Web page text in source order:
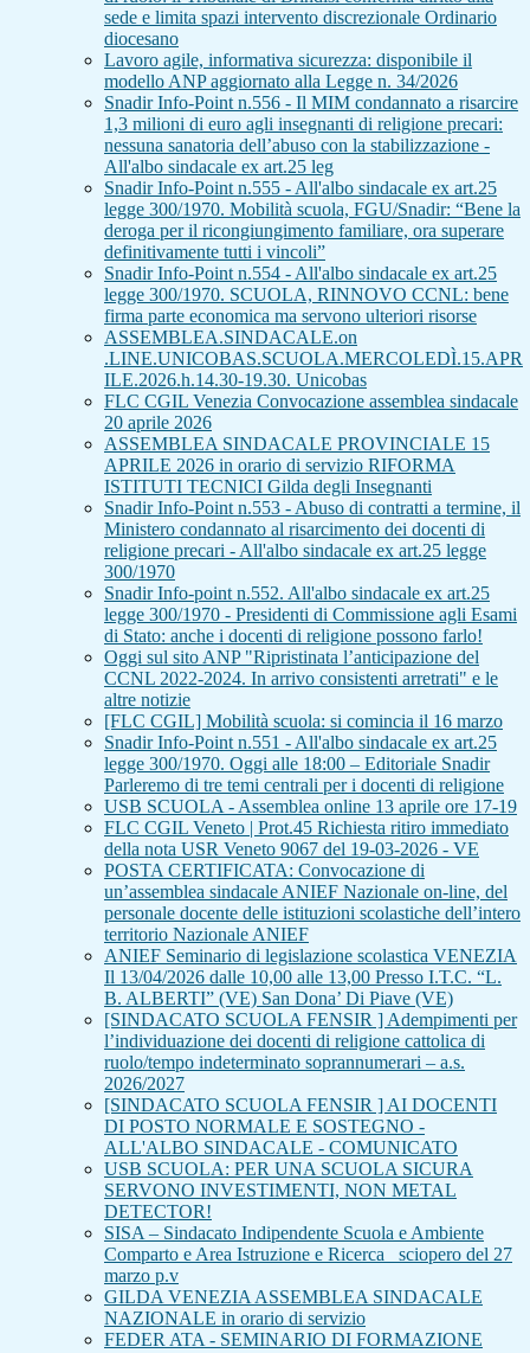
sede e limita spazi intervento discrezionale Ordinario
diocesano
Lavoro agile, informativa sicurezza: disponibile il
modello ANP aggiornato alla Legge n. 34/2026
Snadir Info-Point n.556 - Il MIM condannato a risarcire
1,3 milioni di euro agli insegnanti di religione precari:
nessuna sanatoria dell’abuso con la stabilizzazione -
All'albo sindacale ex art.25 leg
Snadir Info-Point n.555 - All'albo sindacale ex art.25
legge 300/1970. Mobilità scuola, FGU/Snadir: “Bene la
deroga per il ricongiungimento familiare, ora superare
definitivamente tutti i vincoli”
Snadir Info-Point n.554 - All'albo sindacale ex art.25
legge 300/1970. SCUOLA, RINNOVO CCNL: bene
firma parte economica ma servono ulteriori risorse
ASSEMBLEA.SINDACALE.on
.LINE.UNICOBAS.SCUOLA.MERCOLEDÌ.15.APR
ILE.2026.h.14.30-19.30. Unicobas
FLC CGIL Venezia Convocazione assemblea sindacale
20 aprile 2026
ASSEMBLEA SINDACALE PROVINCIALE 15
APRILE 2026 in orario di servizio RIFORMA
ISTITUTI TECNICI Gilda degli Insegnanti
Snadir Info-Point n.553 - Abuso di contratti a termine, il
Ministero condannato al risarcimento dei docenti di
religione precari - All'albo sindacale ex art.25 legge
300/1970
Snadir Info-point n.552. All'albo sindacale ex art.25
legge 300/1970 - Presidenti di Commissione agli Esami
di Stato: anche i docenti di religione possono farlo!
Oggi sul sito ANP "Ripristinata l’anticipazione del
CCNL 2022-2024. In arrivo consistenti arretrati" e le
altre notizie
[FLC CGIL] Mobilità scuola: si comincia il 16 marzo
Snadir Info-Point n.551 - All'albo sindacale ex art.25
legge 300/1970. Oggi alle 18:00 – Editoriale Snadir
Parleremo di tre temi centrali per i docenti di religione
USB SCUOLA - Assemblea online 13 aprile ore 17-19
FLC CGIL Veneto | Prot.45 Richiesta ritiro immediato
della nota USR Veneto 9067 del 19-03-2026 - VE
POSTA CERTIFICATA: Convocazione di
un’assemblea sindacale ANIEF Nazionale on-line, del
personale docente delle istituzioni scolastiche dell’intero
territorio Nazionale ANIEF
ANIEF Seminario di legislazione scolastica VENEZIA
Il 13/04/2026 dalle 10,00 alle 13,00 Presso I.T.C. “L.
B. ALBERTI” (VE) San Dona’ Di Piave (VE)
[SINDACATO SCUOLA FENSIR ] Adempimenti per
l’individuazione dei docenti di religione cattolica di
ruolo/tempo indeterminato soprannumerari – a.s.
2026/2027
[SINDACATO SCUOLA FENSIR ] AI DOCENTI
DI POSTO NORMALE E SOSTEGNO -
ALL'ALBO SINDACALE - COMUNICATO
USB SCUOLA: PER UNA SCUOLA SICURA
SERVONO INVESTIMENTI, NON METAL
DETECTOR!
SISA – Sindacato Indipendente Scuola e Ambiente
Comparto e Area Istruzione e Ricerca_ sciopero del 27
marzo p.v
GILDA VENEZIA ASSEMBLEA SINDACALE
NAZIONALE in orario di servizio
FEDER ATA - SEMINARIO DI FORMAZIONE